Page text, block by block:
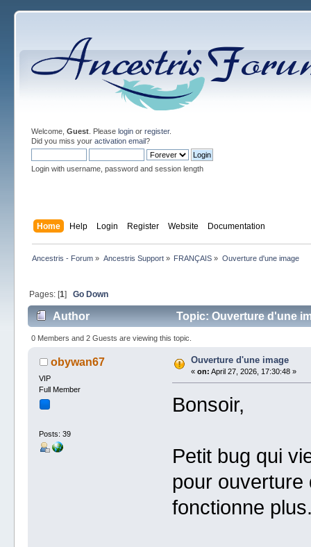
Welcome, Guest. Please loginor register.
Did you miss your activation email?
Login with username, password and session length
Home Help Login Register Website Documentation
Ancestris - Forum » Ancestris Support» FRANÇAIS » Ouverture d'une image
Pages: [1] Go Down
Author Topic: Ouverture d'une
0 Members and 2 Guests are viewing this topic.
obywan67
VIP
Full Member
Posts: 39
Ouverture d'une image
«on: April 27, 2026, 17:30:48 »
Bonsoir,
Petit bug qui
pour ouverture
fonctionne